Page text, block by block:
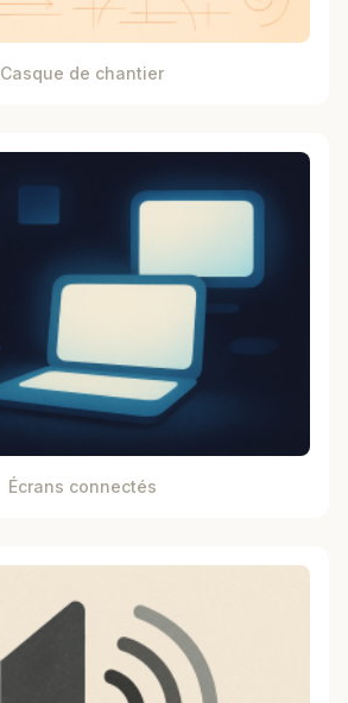
Casque de chantier
Écrans connectés